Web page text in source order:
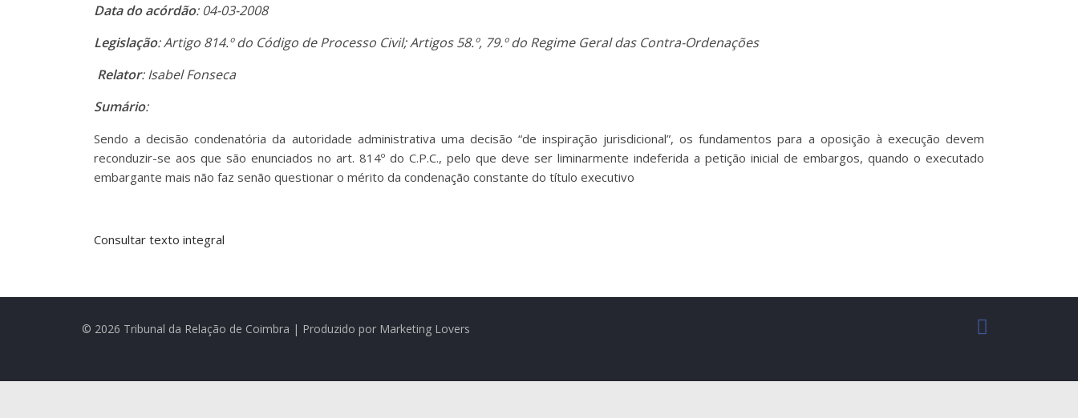
Data do acórdão: 04-03-2008
Legislação: Artigo 814.º do Código de Processo Civil; Artigos 58.º, 79.º do Regime Geral das Contra-Ordenações
Relator: Isabel Fonseca
Sumário:
Sendo a decisão condenatória da autoridade administrativa uma decisão “de inspiração jurisdicional”, os fundamentos para a oposição à execução devem
reconduzir-se aos que são enunciados no art. 814º do C.P.C., pelo que deve ser liminarmente indeferida a petição inicial de embargos, quando o executado
embargante mais não faz senão questionar o mérito da condenação constante do título executivo
Consultar texto integral
© 2026 Tribunal da Relação de Coimbra | Produzido por Marketing Lovers